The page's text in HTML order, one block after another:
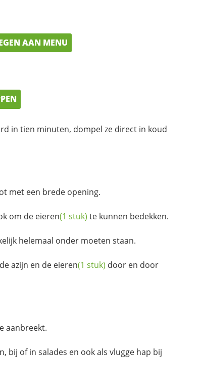
AAN MENU
in tien minuten, dompel ze direct in koud
met een brede opening.
om de eieren(1 stuk) te kunnen bedekken.
helemaal onder moeten staan.
azijn en de eieren(1 stuk) door en door
aanbreekt.
bij of in salades en ook als vlugge hap bij